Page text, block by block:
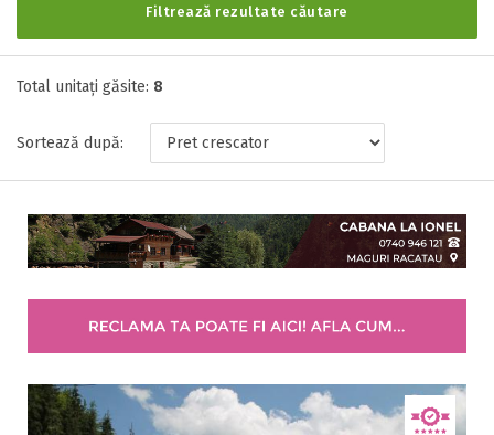
Filtrează rezultate căutare
Stele / margarete
Neclasificat
1 stea / margareta
2 stele / margarete
3 stele / margarete
4 stele / margarete
Selecteaza pretul
Total unitați găsite: 8
Sortează după: